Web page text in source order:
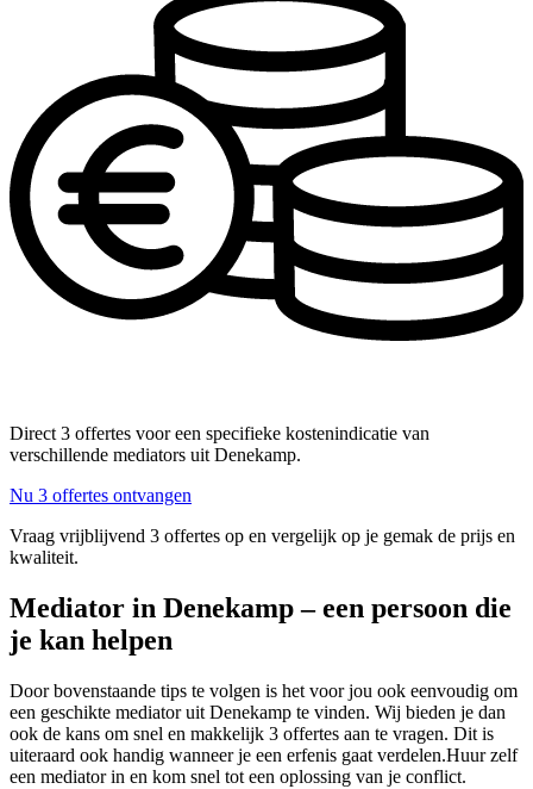
Direct 3 offertes voor een specifieke kostenindicatie van
verschillende mediators uit Denekamp.
Nu 3 offertes ontvangen
Vraag vrijblijvend 3 offertes op en vergelijk op je gemak de prijs en
kwaliteit.
Mediator in Denekamp – een persoon die
je kan helpen
Door bovenstaande tips te volgen is het voor jou ook eenvoudig om
een geschikte mediator uit Denekamp te vinden. Wij bieden je dan
ook de kans om snel en makkelijk 3 offertes aan te vragen. Dit is
uiteraard ook handig wanneer je een erfenis gaat verdelen.Huur zelf
een mediator in en kom snel tot een oplossing van je conflict.